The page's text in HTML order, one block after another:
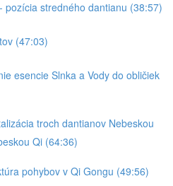
pozícia stredného dantianu (38:57)
(47:03)
esencie Slnka a Vody do obličiek
troch dantianov Nebeskou
Qi (64:36)
pohybov v Qi Gongu (49:56)